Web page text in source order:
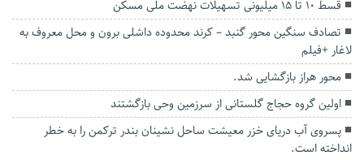
قسط ۱۰ تا ۱۵ میلیونی تسهیلات نهضت ملی مسکن
تصادف سنگین محور گنبد – کرند محدوده داشلی برون و محل معروف به
لاغار +فیلم
محور هراز بازگشایی شد.
اولین گروه حجاج گلستانی از سرزمین وحی بازگشتند
پسروی آب دریای خزر معیشت ساحل نشینان بندر ترکمن را به خطر
انداخته است.